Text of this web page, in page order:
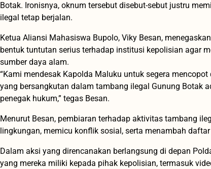
Botak. Ironisnya, oknum tersebut disebut-sebut justru
ilegal tetap berjalan.
Ketua Aliansi Mahasiswa Bupolo, Viky Besan,
bentuk tuntutan serius terhadap institusi kepolisian agar
sumber daya alam.
“Kami mendesak Kapolda Maluku untuk segera
yang bersangkutan dalam tambang ilegal Gunung Botak
penegak hukum,” tegas Besan.
Menurut Besan, pembiaran terhadap aktivitas tambang
lingkungan, memicu konflik sosial, serta menambah
Dalam aksi yang direncanakan berlangsung di depan
yang mereka miliki kepada pihak kepolisian, termasuk